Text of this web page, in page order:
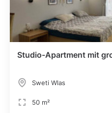
Studio-Apartment mit
Sweti Wlas
50 m²